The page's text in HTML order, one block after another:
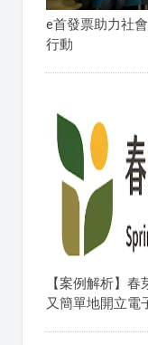
e首發票助力社
行動
【案例解析】
又簡單地開立電